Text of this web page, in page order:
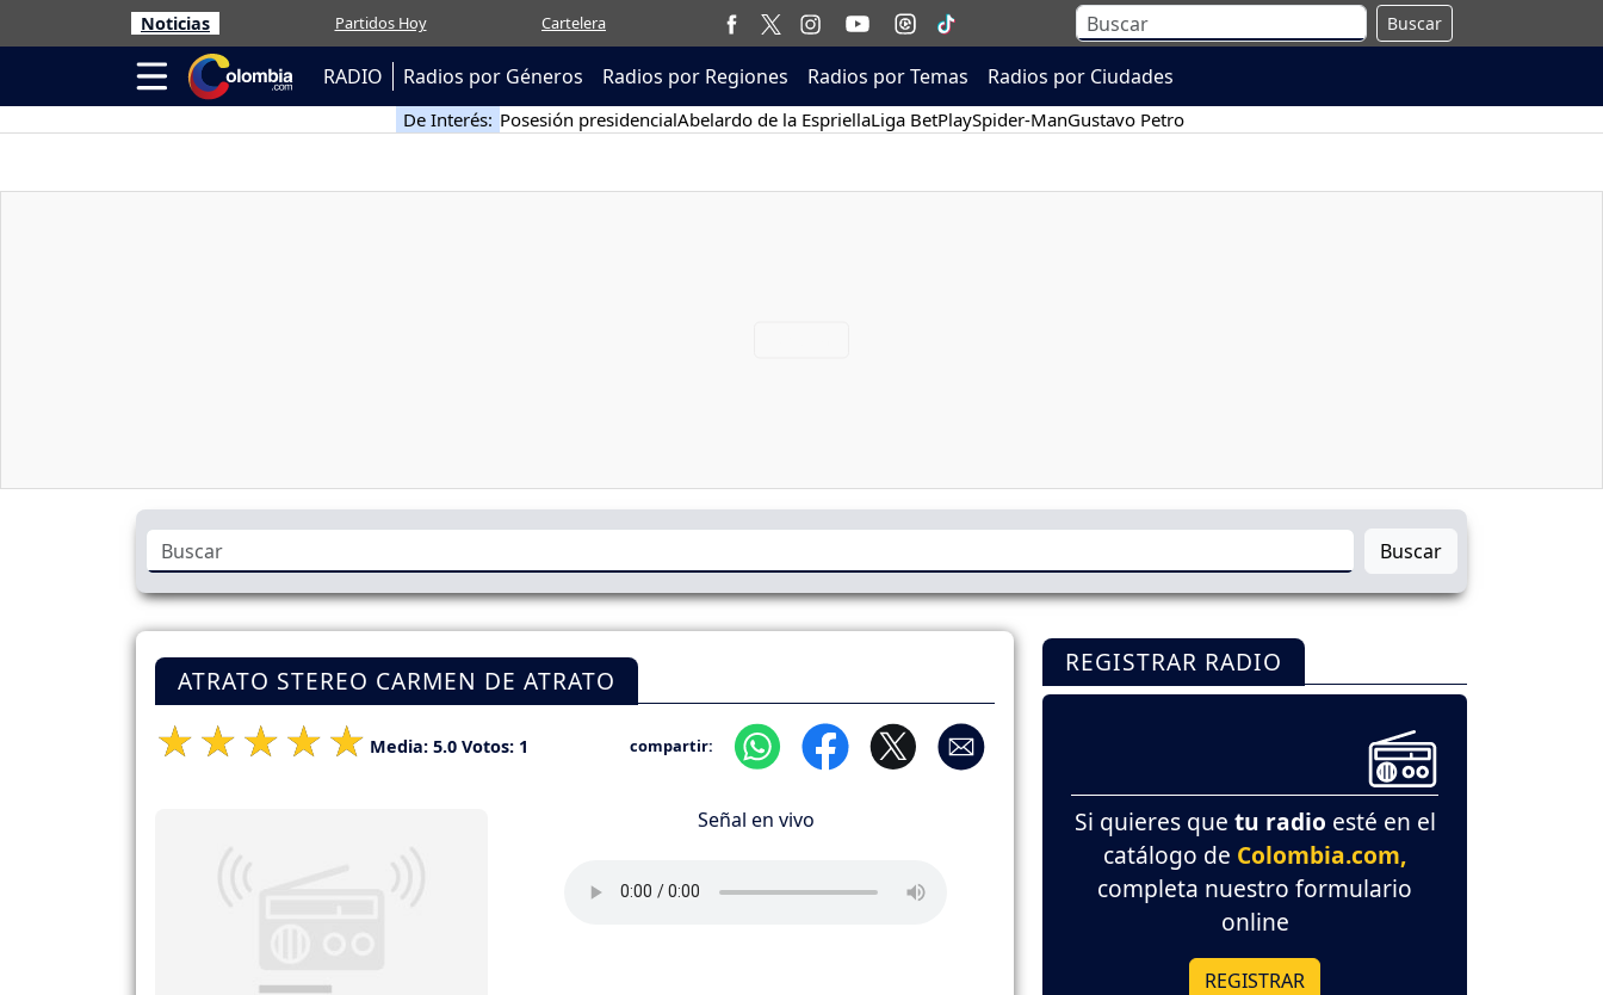
Noticias Partidos Hoy Cartelera Buscar
RADIO Radios por Géneros Radios por Regiones Radios por Temas Radios por Ciudades
De Interés: Posesión presidencialAbelardo de la EspriellaLiga BetPlaySpider-ManGustavo Petro
Buscar
ATRATO STEREO CARMEN DE ATRATO
Media: 5.0 Votos: 1 compartir:
Señal en vivo
REGISTRAR RADIO
Si quieres que tu radio esté en el
catálogo de Colombia.com,
completa nuestro formulario
online
REGISTRAR